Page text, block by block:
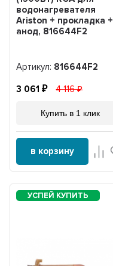
водонагревателя
Ariston + прокладка +
анод, 816644F2
Артикул: 816644F2
3 061 4 116
Купить в 1 клик
в корзину